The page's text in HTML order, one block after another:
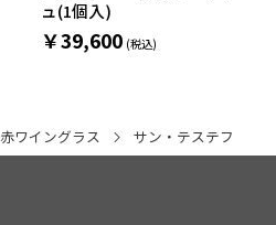
ュ(1個入)
￥39,600
赤ワイングラス サン・テステフ